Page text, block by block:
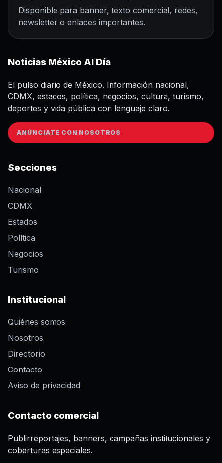
Disponible para banner, texto comercial, redes,
newsletter o enlaces importantes.
Noticias México Al Día
El pulso diario de México. Información nacional,
CDMX, estados, política, negocios, cultura, turismo,
deportes y vida pública con lenguaje claro.
ANÚNCIATE CON NOSOTROS
Secciones
Nacional
CDMX
Estados
Política
Negocios
Turismo
Institucional
Quiénes somos
Nosotros
Directorio
Contacto
Aviso de privacidad
Contacto comercial
Publirreportajes, banners, campañas institucionales y
coberturas especiales.